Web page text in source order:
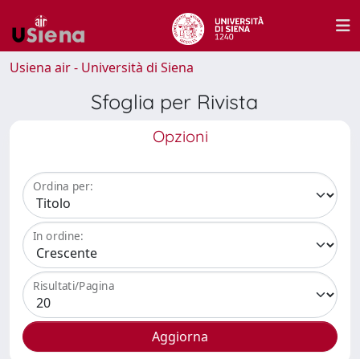
Usiena air - Università di Siena
Sfoglia per Rivista
Opzioni
Ordina per:
In ordine:
Risultati/Pagina